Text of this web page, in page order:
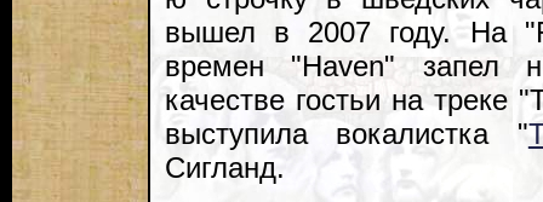
вышел в 2007 году. На
времен "Haven" запел
качестве гостьи на треке
выступила вокалистка "
Сигланд.